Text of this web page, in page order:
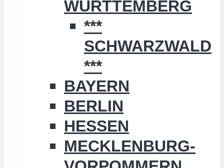
WÜRTTEMBERG
***
SCHWARZWALD
***
BAYERN
BERLIN
HESSEN
MECKLENBURG-